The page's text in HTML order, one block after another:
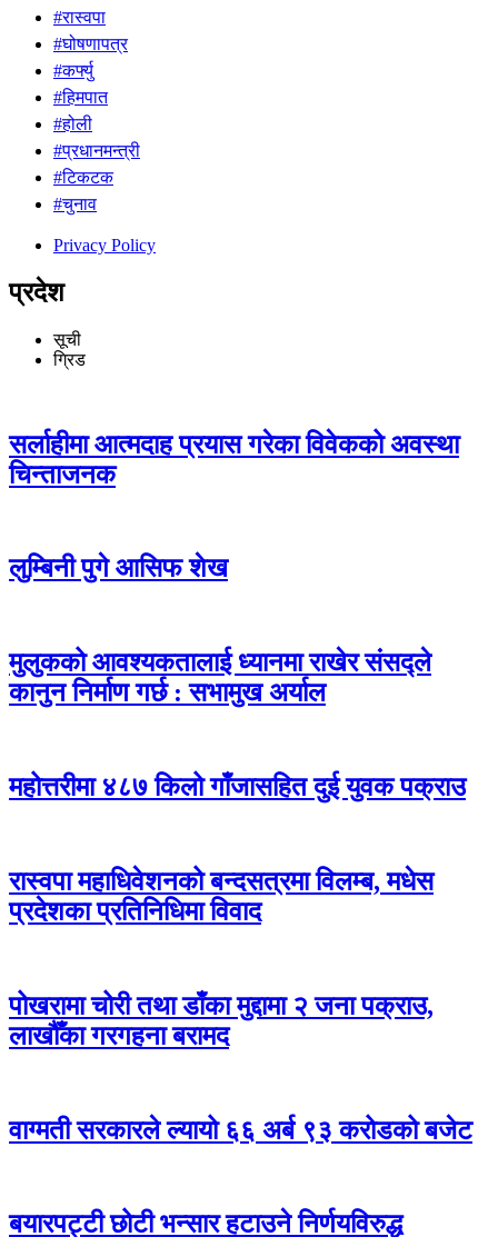
#रास्वपा
#घोषणापत्र
#कर्फ्यु
#हिमपात
#होली
#प्रधानमन्त्री
#टिकटक
#चुनाव
Privacy Policy
प्रदेश
सूची
ग्रिड
सर्लाहीमा आत्मदाह प्रयास गरेका विवेकको अवस्था
चिन्ताजनक
लुम्बिनी पुगे आसिफ शेख
मुलुकको आवश्यकतालाई ध्यानमा राखेर संसद्ले
कानुन निर्माण गर्छ : सभामुख अर्याल
महोत्तरीमा ४८७ किलो गाँजासहित दुई युवक पक्राउ
रास्वपा महाधिवेशनको बन्दसत्रमा विलम्ब, मधेस
प्रदेशका प्रतिनिधिमा विवाद
पोखरामा चोरी तथा डाँका मुद्दामा २ जना पक्राउ,
लाखौँका गरगहना बरामद
वाग्मती सरकारले ल्यायो ६६ अर्ब ९३ करोडको बजेट
बयारपट्टी छोटी भन्सार हटाउने निर्णयविरुद्ध